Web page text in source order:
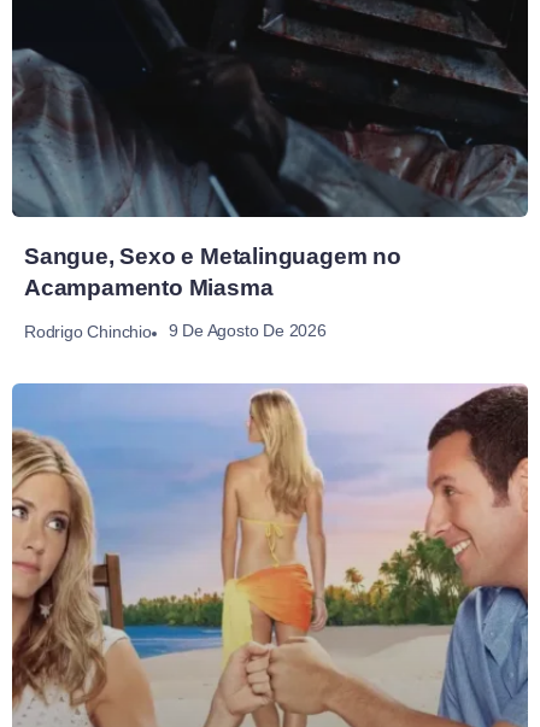
Sangue, Sexo e Metalinguagem no
Acampamento Miasma
Rodrigo Chinchio 9 De Agosto De 2026